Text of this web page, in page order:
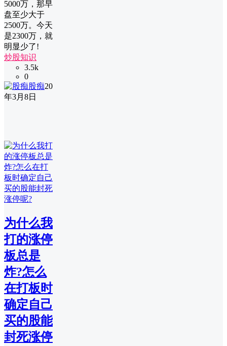
5000万，那早
盘至少大于
2500万。今天
是2300万，就
明显少了!
炒股知识
3.5k
0
股痴20
年3月8日
为什么我
打的涨停
板总是
炸?怎么
在打板时
确定自己
买的股能
封死涨停